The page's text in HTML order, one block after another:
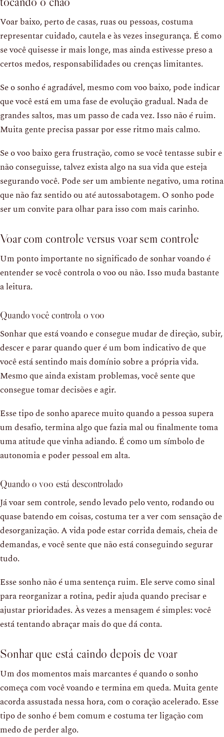
Voar baixo, perto de casas, ruas ou pessoas, costuma
representar cuidado, cautela e às vezes insegurança. É como
se você quisesse ir mais longe, mas ainda estivesse preso a
certos medos, responsabilidades ou crenças limitantes.
Se o sonho é agradável, mesmo com voo baixo, pode indicar
que você está em uma fase de evolução gradual. Nada de
grandes saltos, mas um passo de cada vez. Isso não é ruim.
Muita gente precisa passar por esse ritmo mais calmo.
Se o voo baixo gera frustração, como se você tentasse subir e
não conseguisse, talvez exista algo na sua vida que esteja
segurando você. Pode ser um ambiente negativo, uma rotina
que não faz sentido ou até autossabotagem. O sonho pode
ser um convite para olhar para isso com mais carinho.
Voar com controle versus voar sem controle
Um ponto importante no significado de sonhar voando é
entender se você controla o voo ou não. Isso muda bastante
a leitura.
Quando você controla o voo
Sonhar que está voando e consegue mudar de direção, subir,
descer e parar quando quer é um bom indicativo de que
você está sentindo mais domínio sobre a própria vida.
Mesmo que ainda existam problemas, você sente que
consegue tomar decisões e agir.
Esse tipo de sonho aparece muito quando a pessoa supera
um desafio, termina algo que fazia mal ou finalmente toma
uma atitude que vinha adiando. É como um símbolo de
autonomia e poder pessoal em alta.
Quando o voo está descontrolado
Já voar sem controle, sendo levado pelo vento, rodando ou
quase batendo em coisas, costuma ter a ver com sensação de
desorganização. A vida pode estar corrida demais, cheia de
demandas, e você sente que não está conseguindo segurar
tudo.
Esse sonho não é uma sentença ruim. Ele serve como sinal
para reorganizar a rotina, pedir ajuda quando precisar e
ajustar prioridades. Às vezes a mensagem é simples: você
está tentando abraçar mais do que dá conta.
Sonhar que está caindo depois de voar
Um dos momentos mais marcantes é quando o sonho
começa com você voando e termina em queda. Muita gente
acorda assustada nessa hora, com o coração acelerado. Esse
tipo de sonho é bem comum e costuma ter ligação com
medo de perder algo.